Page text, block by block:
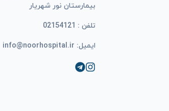
بیمارستان نور شهریار
تلفن : 02154121
ایمیل: info@noorhospital.ir